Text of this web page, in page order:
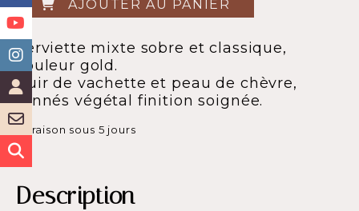
AJOUTER AU PANIER
Serviette mixte sobre et classique,
couleur gold.
Cuir de vachette et peau de chèvre,
tannés végétal finition soignée.
Livraison sous 5 jours
Description